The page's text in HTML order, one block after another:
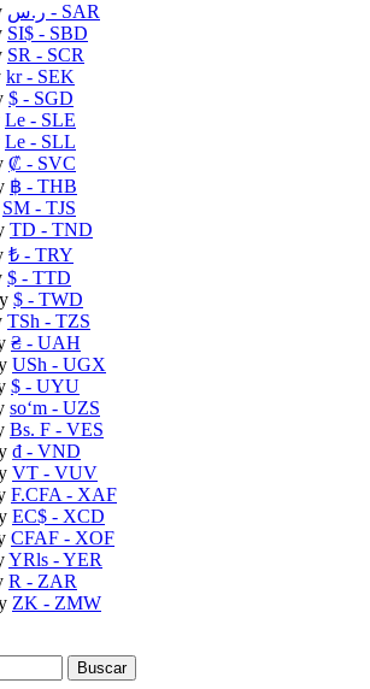
ر.س - SAR
SI$ - SBD
SR - SCR
kr- SEK
$ - SGD
Le - SLE
Le - SLL
₡ - SVC
฿ - THB
ЅМ - TJS
TD - TND
₺ - TRY
$ - TTD
$ - TWD
TSh - TZS
₴ - UAH
USh - UGX
$ - UYU
soʻm - UZS
Bs. F - VES
₫ - VND
VT - VUV
F.CFA - XAF
EC$ - XCD
CFAF - XOF
YRls - YER
R - ZAR
ZK - ZMW
Buscar